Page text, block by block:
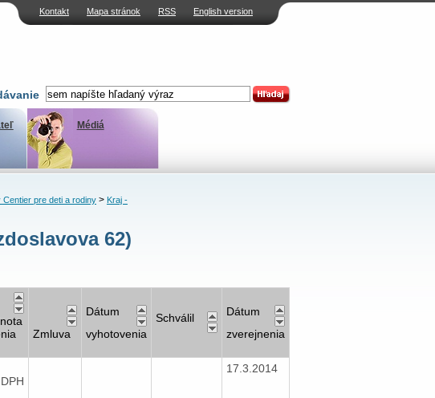
Kontakt Mapa stránok RSS English version
Médiá
pre deti a rodiny> Kraj -
62)
Zmluva
Dátum
vyhotovenia
Schválil
Dátum
zverejnenia
17.3.2014